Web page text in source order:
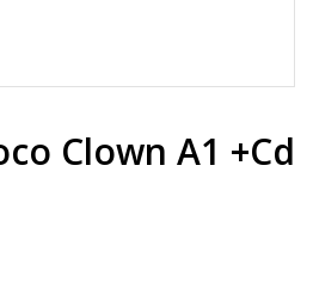
Clown A1 +cd